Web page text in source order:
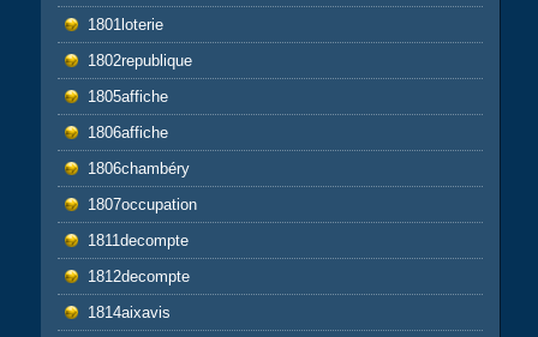
1801loterie
1802republique
1805affiche
1806affiche
1806chambéry
1807occupation
1811decompte
1812decompte
1814aixavis